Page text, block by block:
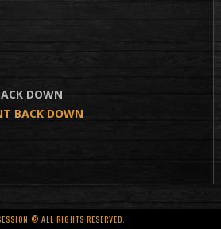
DOWN
BACK DOWN
© ALL RIGHTS RESERVED.